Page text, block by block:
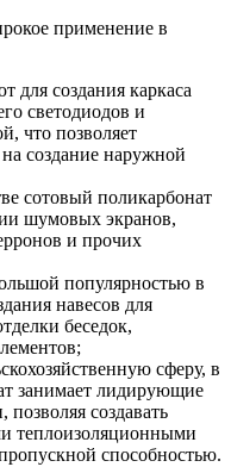
применение в
для создания каркаса
светодиодов и
что позволяет
создание наружной
сотовый поликарбонат
шумовых экранов,
и прочих
популярностью в
навесов для
беседок,
сферу, в
занимает лидирующие
создавать
теплоизоляционными
способностью.